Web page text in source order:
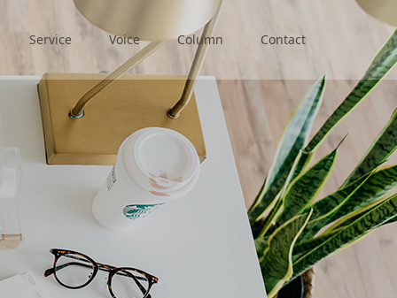
Service Voice Column Contact